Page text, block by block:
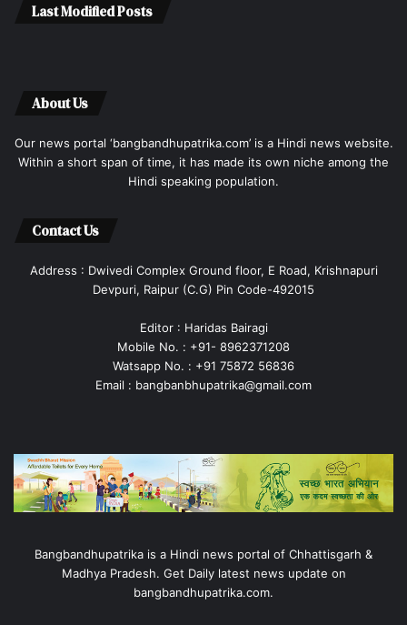
Last Modified Posts
About Us
Our news portal ‘bangbandhupatrika.com’ is a Hindi news website.
Within a short span of time, it has made its own niche among the
Hindi speaking population.
Contact Us
Address : Dwivedi Complex Ground floor, E Road, Krishnapuri
Devpuri, Raipur (C.G) Pin Code-492015
Editor : Haridas Bairagi
Mobile No. : +91- 8962371208
Watsapp No. : +91 75872 56836
Email : bangbanbhupatrika@gmail.com
Bangbandhupatrika is a Hindi news portal of Chhattisgarh &
Madhya Pradesh. Get Daily latest news update on
bangbandhupatrika.com.